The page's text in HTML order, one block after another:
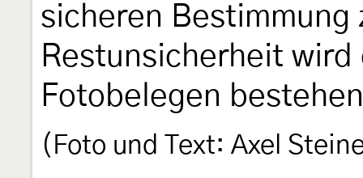
sicheren Bestimmung
Restunsicherheit wird
Fotobelegen
(Foto und Text: Axel